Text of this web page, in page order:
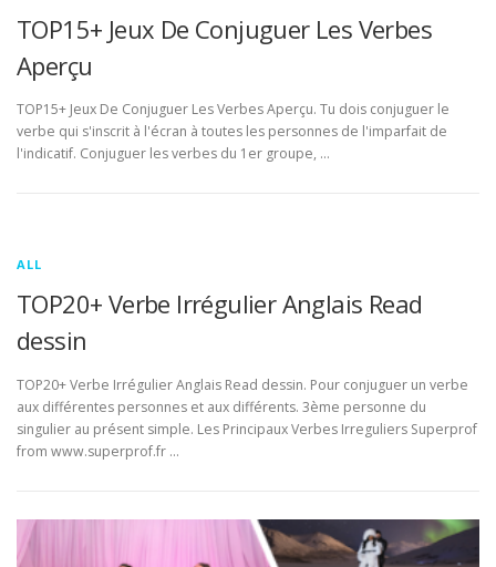
TOP15+ Jeux De Conjuguer Les Verbes
Aperçu
TOP15+ Jeux De Conjuguer Les Verbes Aperçu. Tu dois conjuguer le
verbe qui s'inscrit à l'écran à toutes les personnes de l'imparfait de
l'indicatif. Conjuguer les verbes du 1er groupe, …
ALL
TOP20+ Verbe Irrégulier Anglais Read
dessin
TOP20+ Verbe Irrégulier Anglais Read dessin. Pour conjuguer un verbe
aux différentes personnes et aux différents. 3ème personne du
singulier au présent simple. Les Principaux Verbes Irreguliers Superprof
from www.superprof.fr …